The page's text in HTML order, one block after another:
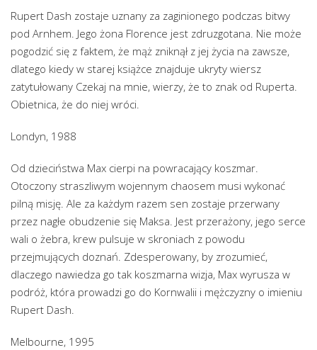
Rupert Dash zostaje uznany za zaginionego podczas bitwy
pod Arnhem. Jego żona Florence jest zdruzgotana. Nie może
pogodzić się z faktem, że mąż zniknął z jej życia na zawsze,
dlatego kiedy w starej książce znajduje ukryty wiersz
zatytułowany Czekaj na mnie, wierzy, że to znak od Ruperta.
Obietnica, że do niej wróci.
Londyn, 1988
Od dzieciństwa Max cierpi na powracający koszmar.
Otoczony straszliwym wojennym chaosem musi wykonać
pilną misję. Ale za każdym razem sen zostaje przerwany
przez nagłe obudzenie się Maksa. Jest przerażony, jego serce
wali o żebra, krew pulsuje w skroniach z powodu
przejmujących doznań. Zdesperowany, by zrozumieć,
dlaczego nawiedza go tak koszmarna wizja, Max wyrusza w
podróż, która prowadzi go do Kornwalii i mężczyzny o imieniu
Rupert Dash.
Melbourne, 1995